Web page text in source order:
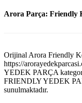
Arora Parça: Friendly
Orijinal Arora Friendly
https://
YEDEK PARÇA
FRIENDLY YEDEK
sunulmaktadır.